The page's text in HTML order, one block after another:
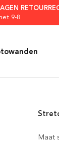
9-8
Maat